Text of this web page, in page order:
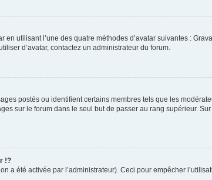
utilisant l’une des quatre méthodes d’avatar suivantes :
d’avatar, contactez un administrateur du forum.
postés ou identifient certains membres tels que les
sur le forum dans le seul but de passer au rang supérieur.
!?
a été activée par l’administrateur). Ceci pour empêcher